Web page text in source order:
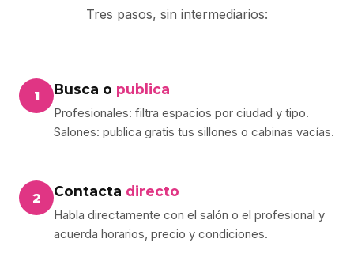
Tres pasos, sin intermediarios:
1 Busca o publica
Profesionales: filtra espacios por ciudad y tipo.
Salones: publica gratis tus sillones o cabinas vacías.
2 Contacta directo
Habla directamente con el salón o el profesional y
acuerda horarios, precio y condiciones.